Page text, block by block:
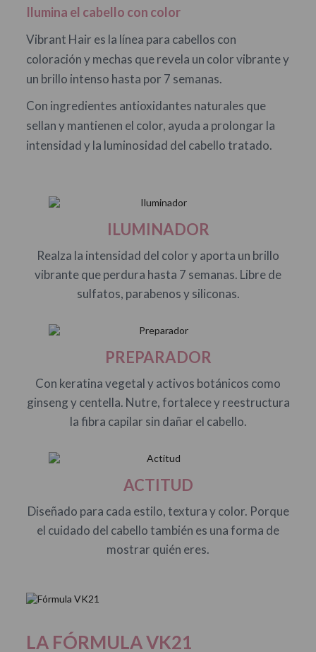
Ilumina el cabello con color
Vibrant Hair es la línea para cabellos con
coloración y mechas que revela un color vibrante y
un brillo intenso hasta por 7 semanas.
Con ingredientes antioxidantes naturales que
sellan y mantienen el color, ayuda a prolongar la
intensidad y la luminosidad del cabello tratado.
ILUMINADOR
Realza la intensidad del color y aporta un brillo
vibrante que perdura hasta 7 semanas. Libre de
sulfatos, parabenos y siliconas.
PREPARADOR
Con keratina vegetal y activos botánicos como
ginseng y centella. Nutre, fortalece y reestructura
la fibra capilar sin dañar el cabello.
ACTITUD
Diseñado para cada estilo, textura y color. Porque
el cuidado del cabello también es una forma de
mostrar quién eres.
LA FÓRMULA VK21